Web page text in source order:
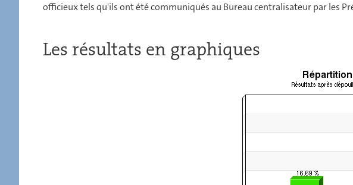
officieux tels qu'ils ont été communiqués au Bureau centralisateur par les
Les résultats en graphiques